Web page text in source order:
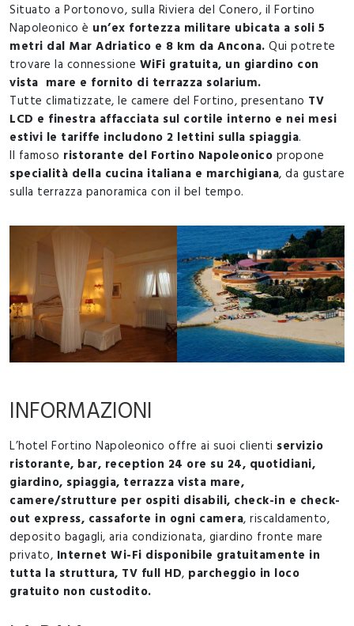
Situato a Portonovo, sulla Riviera del Conero, il Fortino
Napoleonico è un’ex fortezza militare ubicata a soli 5
metri dal Mar Adriatico e 8 km da Ancona. Qui potrete
trovare la connessione WiFi gratuita, un giardino con
vista mare e fornito di terrazza solarium.
Tutte climatizzate, le camere del Fortino, presentano TV
LCD e finestra affacciata sul cortile interno e nei mesi
estivi le tariffe includono 2 lettini sulla spiaggia.
Il famoso ristorante del Fortino Napoleonico propone
specialità della cucina italiana e marchigiana, da gustare
sulla terrazza panoramica con il bel tempo.
INFORMAZIONI
L’hotel Fortino Napoleonico offre ai suoi clienti servizio
ristorante, bar, reception 24 ore su 24, quotidiani,
giardino, spiaggia, terrazza vista mare,
camere/strutture per ospiti disabili, check-in e check-
out express, cassaforte in ogni camera, riscaldamento,
deposito bagagli, aria condizionata, giardino fronte mare
privato, Internet Wi-Fi disponibile gratuitamente in
tutta la struttura, TV full HD, parcheggio in loco
gratuito non custodito.